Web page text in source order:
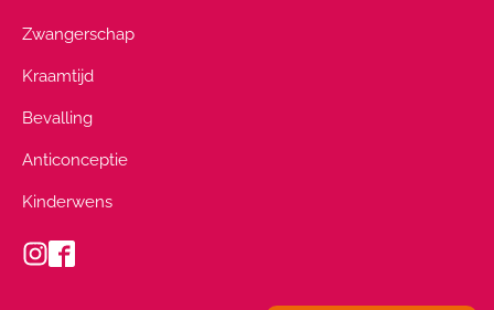
Zwangerschap
Kraamtijd
Bevalling
Anticonceptie
Kinderwens